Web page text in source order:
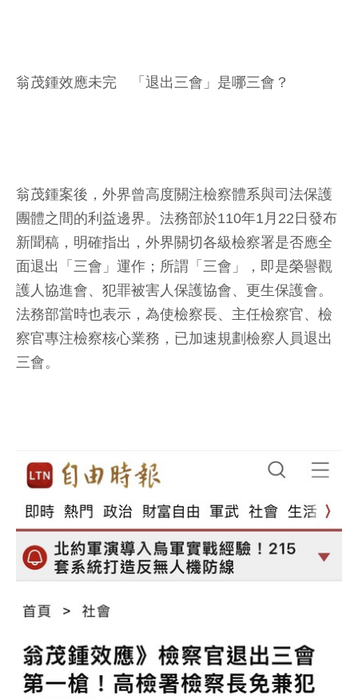
翁茂鍾效應未完 「退出三會」是哪三會？
翁茂鍾案後，外界曾高度關注檢察體系與司法保護
團體之間的利益邊界。法務部於110年1月22日發布
新聞稿，明確指出，外界關切各級檢察署是否應全
面退出「三會」運作；所謂「三會」，即是榮譽觀
護人協進會、犯罪被害人保護協會、更生保護會。
法務部當時也表示，為使檢察長、主任檢察官、檢
察官專注檢察核心業務，已加速規劃檢察人員退出
三會。